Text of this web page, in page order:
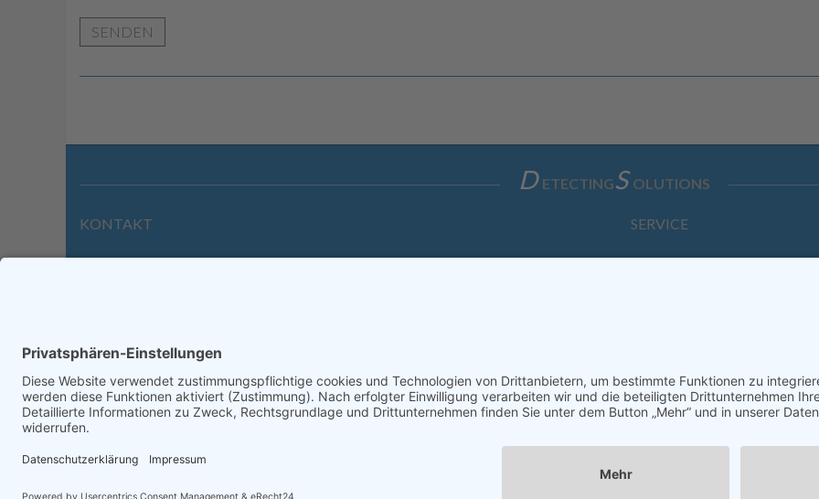
SENDEN
D ETECTINGS OLUTIONS
KONTAKT
Wilhelmstraße 39 | 64646 Heppenheim
info@dietz-sensortechnik.de
SERVICE
Anfrage
Impressum Datenschutzerklärung Haftungsausschluss AGB